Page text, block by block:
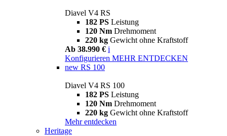
Diavel V4 RS
182 PS Leistung
120 Nm Drehmoment
220 kg Gewicht ohne Kraftstoff
Ab 38.990 € i
Konfigurieren MEHR ENTDECKEN
new RS 100
Diavel V4 RS 100
182 PS Leistung
120 Nm Drehmoment
220 kg Gewicht ohne Kraftstoff
Mehr entdecken
Heritage